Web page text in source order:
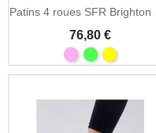
76,80 €